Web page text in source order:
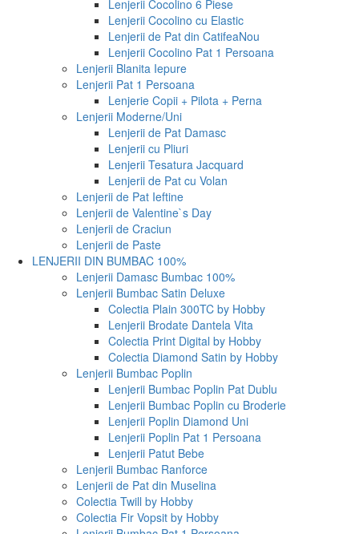
Lenjerii Cocolino 6 Piese
Lenjerii Cocolino cu Elastic
Lenjerii de Pat din CatifeaNou
Lenjerii Cocolino Pat 1 Persoana
Lenjerii Blanita Iepure
Lenjerii Pat 1 Persoana
Lenjerie Copii + Pilota + Perna
Lenjerii Moderne/Uni
Lenjerii de Pat Damasc
Lenjerii cu Pliuri
Lenjerii Tesatura Jacquard
Lenjerii de Pat cu Volan
Lenjerii de Pat Ieftine
Lenjerii de Valentine`s Day
Lenjerii de Craciun
Lenjerii de Paste
LENJERII DIN BUMBAC 100%
Lenjerii Damasc Bumbac 100%
Lenjerii Bumbac Satin Deluxe
Colectia Plain 300TC by Hobby
Lenjerii Brodate Dantela Vita
Colectia Print Digital by Hobby
Colectia Diamond Satin by Hobby
Lenjerii Bumbac Poplin
Lenjerii Bumbac Poplin Pat Dublu
Lenjerii Bumbac Poplin cu Broderie
Lenjerii Poplin Diamond Uni
Lenjerii Poplin Pat 1 Persoana
Lenjerii Patut Bebe
Lenjerii Bumbac Ranforce
Lenjerii de Pat din Muselina
Colectia Twill by Hobby
Colectia Fir Vopsit by Hobby